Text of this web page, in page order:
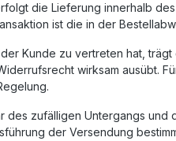
die Lieferung innerhalb
ist die in der
Kunde zu vertreten hat,
wirksam ausübt.
des zufälligen Untergangs
der Versendung